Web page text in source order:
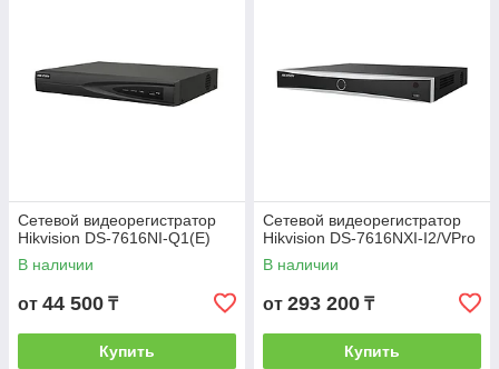
Сетевой видеорегистратор
Hikvision DS-7616NI-Q1(E)
В наличии
от 44 500 ₸
Купить
Сетевой видеорегистратор
Hikvision DS-7616NXI-I2/VPro
В наличии
от 293 200 ₸
Купить